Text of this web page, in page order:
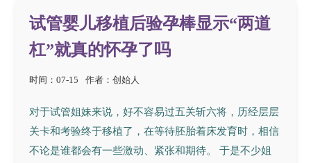
试管婴儿移植后验孕棒显示“两道
杠”就真的怀孕了吗
时间：07-15 作者：创始人
对于试管姐妹来说，好不容易过五关斩六将，历经层层
关卡和考验终于移植了，在等待胚胎着床发育时，相信
不论是谁都会有一些激动、紧张和期待。 于是不少姐